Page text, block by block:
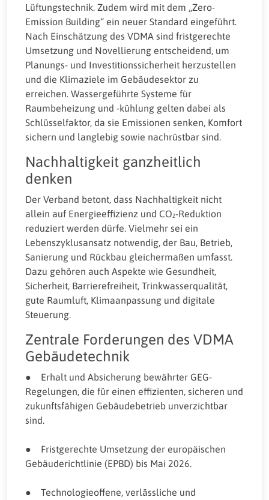
Lüftungstechnik. Zudem wird mit dem „Zero-
Emission Building“ ein neuer Standard eingeführt.
Nach Einschätzung des VDMA sind fristgerechte
Umsetzung und Novellierung entscheidend, um
Planungs- und Investitionssicherheit herzustellen
und die Klimaziele im Gebäudesektor zu
erreichen. Wassergeführte Systeme für
Raumbeheizung und -kühlung gelten dabei als
Schlüsselfaktor, da sie Emissionen senken, Komfort
sichern und langlebig sowie nachrüstbar sind.
Nachhaltigkeit ganzheitlich
denken
Der Verband betont, dass Nachhaltigkeit nicht
allein auf Energieeffizienz und CO₂-Reduktion
reduziert werden dürfe. Vielmehr sei ein
Lebenszyklusansatz notwendig, der Bau, Betrieb,
Sanierung und Rückbau gleichermaßen umfasst.
Dazu gehören auch Aspekte wie Gesundheit,
Sicherheit, Barrierefreiheit, Trinkwasserqualität,
gute Raumluft, Klimaanpassung und digitale
Steuerung.
Zentrale Forderungen des VDMA
Gebäudetechnik
● Erhalt und Absicherung bewährter GEG-
Regelungen, die für einen effizienten, sicheren und
zukunftsfähigen Gebäudebetrieb unverzichtbar
sind.
● Fristgerechte Umsetzung der europäischen
Gebäuderichtlinie (EPBD) bis Mai 2026.
● Technologieoffene, verlässliche und